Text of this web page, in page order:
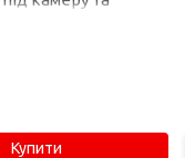
Купити